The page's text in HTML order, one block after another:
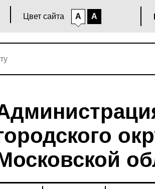
Цвет сайта A A